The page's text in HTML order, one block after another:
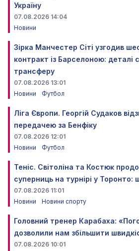
Україну
07.08.2026 14:04
Новини
Зірка Манчестер Сіті узгодив
контракт із Барселоною: деталі
трансферу
07.08.2026 13:01
Новини
Футбол
Ліга Європи. Георгій Судаков
передачею за Бенфіку
07.08.2026 12:01
Новини
Футбол
Теніс. Світоліна та Костюк
суперниць на турнірі у Торонто:
07.08.2026 11:01
Новини
Новини спорту
Головний тренер Карабаха:
дозволили нам збільшити
07.08.2026 10:01